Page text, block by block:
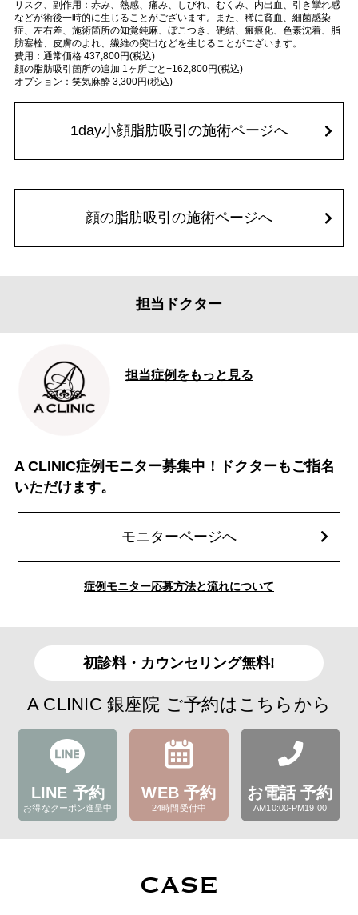
リスク、副作用：赤み、熱感、痛み、しびれ、むくみ、内出血、引き攣れ感
などが術後一時的に生じることがございます。また、稀に貧血、細菌感染
症、左右差、施術箇所の知覚鈍麻、ぼこつき、硬結、瘢痕化、色素沈着、脂
肪塞栓、皮膚のよれ、繊維の突出などを生じることがございます。
費用：通常価格 437,800円(税込)
顔の脂肪吸引箇所の追加 1ヶ所ごと+162,800円(税込)
オプション：笑気麻酔 3,300円(税込)
1day小顔脂肪吸引の施術ページへ
顔の脂肪吸引の施術ページへ
担当ドクター
担当症例をもっと見る
A CLINIC症例モニター募集中！ドクターもご指名
いただけます。
モニターページへ
症例モニター応募方法と流れについて
初診料・カウンセリング無料!
A CLINIC 銀座院 ご予約はこちらから
LINE 予約
お得なクーポン進呈中
WEB 予約
24時間受付中
お電話 予約
AM10:00-PM19:00
CASE